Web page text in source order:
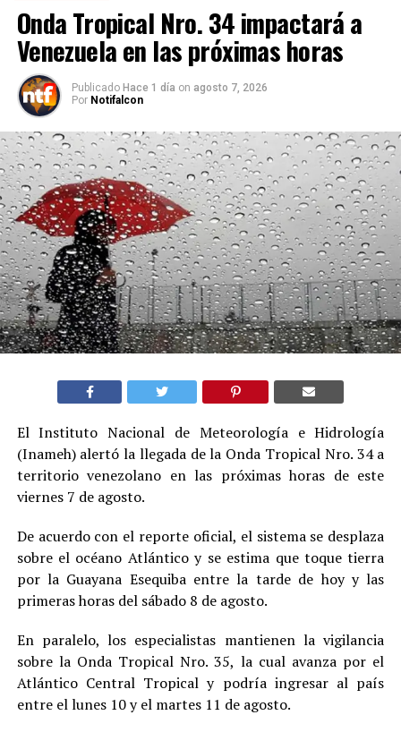
Onda Tropical Nro. 34 impactará a
Venezuela en las próximas horas
Publicado Hace 1 día on agosto 7, 2026
Por Notifalcon
El Instituto Nacional de Meteorología e Hidrología
(Inameh) alertó la llegada de la Onda Tropical Nro. 34 a
territorio venezolano en las próximas horas de este
viernes 7 de agosto.
De acuerdo con el reporte oficial, el sistema se desplaza
sobre el océano Atlántico y se estima que toque tierra
por la Guayana Esequiba entre la tarde de hoy y las
primeras horas del sábado 8 de agosto.
En paralelo, los especialistas mantienen la vigilancia
sobre la Onda Tropical Nro. 35, la cual avanza por el
Atlántico Central Tropical y podría ingresar al país
entre el lunes 10 y el martes 11 de agosto.